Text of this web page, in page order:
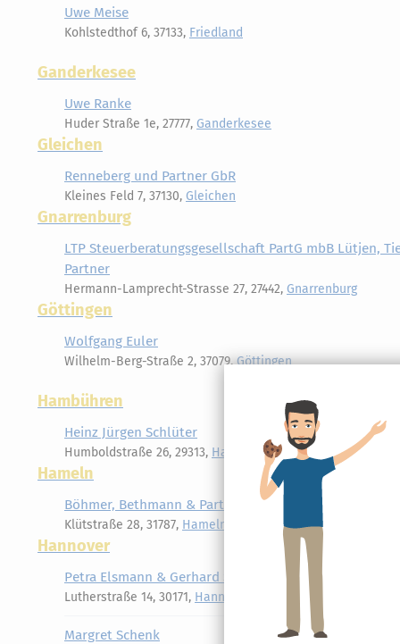
Uwe Meise
Kohlstedthof 6, 37133, Friedland
Ganderkesee
Uwe Ranke
Huder Straße 1e, 27777, Ganderkesee
Gleichen
Renneberg und Partner GbR
Kleines Feld 7, 37130, Gleichen
Gnarrenburg
LTP Steuerberatungsgesellschaft PartG mbB Lütjen,
Partner
Hermann-Lamprecht-Strasse 27, 27442, Gnarrenburg
Göttingen
Wolfgang Euler
Wilhelm-Berg-Straße 2, 37079,Göttingen
Hambühren
Heinz Jürgen Schlüter
Humboldstraße 26, 29313, Hambühren
Hameln
Böhmer, Bethmann & Partner
Klütstraße 28, 31787, Hameln
Hannover
Petra Elsmann & Gerhard Schäfer
Lutherstraße 14, 30171, Hannover
Margret Schenk